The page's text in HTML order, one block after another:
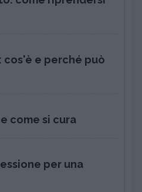
cos'è e perché può
come si cura
per una